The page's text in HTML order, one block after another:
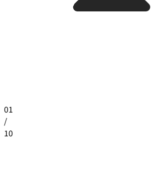
01
/
10